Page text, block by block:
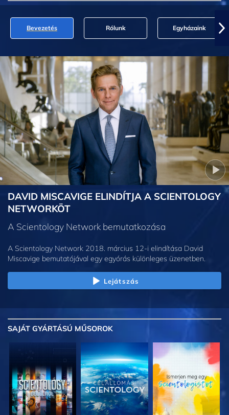
Bevezetés Rólunk Egyházaink
DAVID MISCAVIGE ELINDÍTJA A SCIENTOLOGY
NETWORKÖT
A Scientology Network bemutatkozása
A Scientology Network 2018. március 12-i elindítása David
Miscavige bemutatójával egy egyórás különleges üzenetben.
Lejátszás
SAJÁT GYÁRTÁSÚ MŰSOROK